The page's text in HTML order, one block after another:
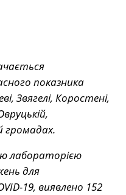
показника
Звягелі, Коростені,
громадах.
лабораторією
для
19, виявлено 152